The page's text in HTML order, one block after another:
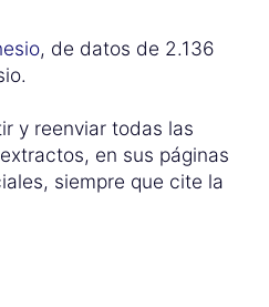
, de datos de 2.136
y reenviar todas las
en sus páginas
siempre que cite la